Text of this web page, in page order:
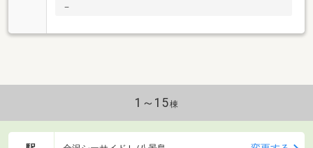
－
1～15棟